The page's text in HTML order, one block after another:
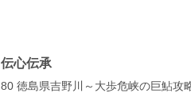
伝心伝承
80 徳島県吉野川～大歩危峡の巨鮎攻